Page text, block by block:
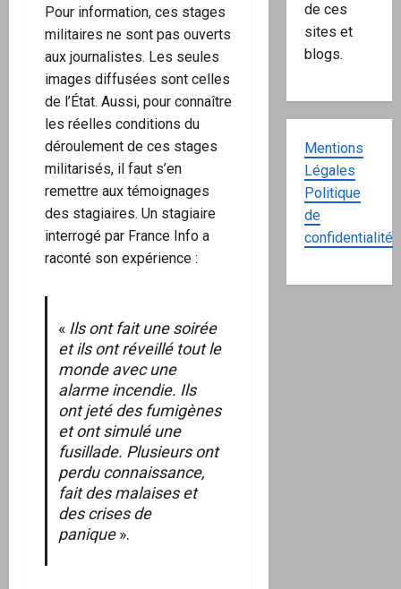
Pour information, ces stages
militaires ne sont pas ouverts
aux journalistes. Les seules
images diffusées sont celles
de l’État. Aussi, pour connaître
les réelles conditions du
déroulement de ces stages
militarisés, il faut s’en
remettre aux témoignages
des stagiaires. Un stagiaire
interrogé par France Info a
raconté son expérience :
« Ils ont fait une soirée
et ils ont réveillé tout le
monde avec une
alarme incendie. Ils
ont jeté des fumigènes
et ont simulé une
fusillade. Plusieurs ont
perdu connaissance,
fait des malaises et
des crises de
panique».
de ces
sites et
blogs.
Mentions
Légales
Politique
de
confidentialité